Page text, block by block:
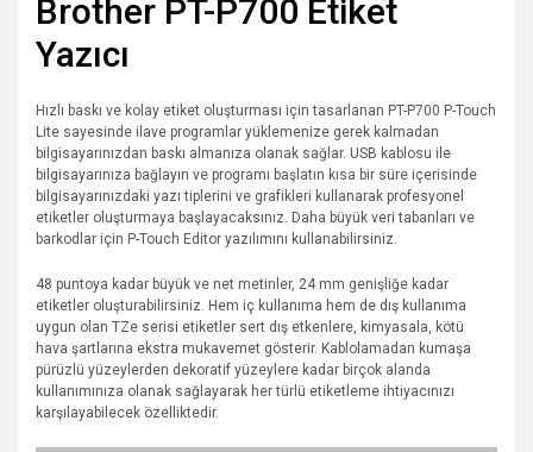
Brother PT-P700 Etiket
Yazıcı
Hızlı baskı ve kolay etiket oluşturması için tasarlanan PT-P700 P-Touch
Lite sayesinde ilave programlar yüklemenize gerek kalmadan
bilgisayarınızdan baskı almanıza olanak sağlar. USB kablosu ile
bilgisayarınıza bağlayın ve programı başlatın kısa bir süre içerisinde
bilgisayarınızdaki yazı tiplerini ve grafikleri kullanarak profesyonel
etiketler oluşturmaya başlayacaksınız. Daha büyük veri tabanları ve
barkodlar için P-Touch Editor yazılımını kullanabilirsiniz.
48 puntoya kadar büyük ve net metinler, 24 mm genişliğe kadar
etiketler oluşturabilirsiniz. Hem iç kullanıma hem de dış kullanıma
uygun olan TZe serisi etiketler sert dış etkenlere, kimyasala, kötü
hava şartlarına ekstra mukavemet gösterir. Kablolamadan kumaşa
pürüzlü yüzeylerden dekoratif yüzeylere kadar birçok alanda
kullanımınıza olanak sağlayarak her türlü etiketleme ihtiyacınızı
karşılayabilecek özelliktedir.